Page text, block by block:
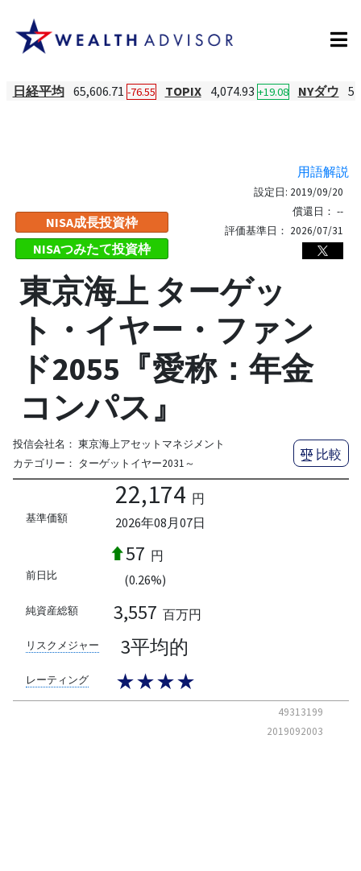
日経平均 65,606.71 -76.55 TOPIX 4,074.93 +19.08 NYダウ
用語解説
NISA成長投資枠
NISAつみたて投資枠
設定日: 2019/09/20
償還日： --
評価基準日： 2026/07/31
東京海上 ターゲッ
ト・イヤー・ファン
ド2055『愛称：年金
コンパス』
投信会社名： 東京海上アセットマネジメント
カテゴリー： ターゲットイヤー2031～
比較
基準価額
22,174 円
2026年08月07日
前日比
57 円
(0.26%)
純資産総額 3,557 百万円
リスクメジャー 3平均的
レーティング ★★★★
49313199
2019092003